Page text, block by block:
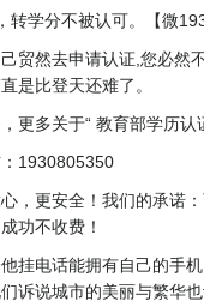
学分不被认可。【微
贸然去申请认证,您必然
是比登天还难了。
更多关于“ 教育部学历认
1930805350
，更安全！我们的承诺
功不收费！
挂电话能拥有自己的手
诉说城市的美丽与繁华